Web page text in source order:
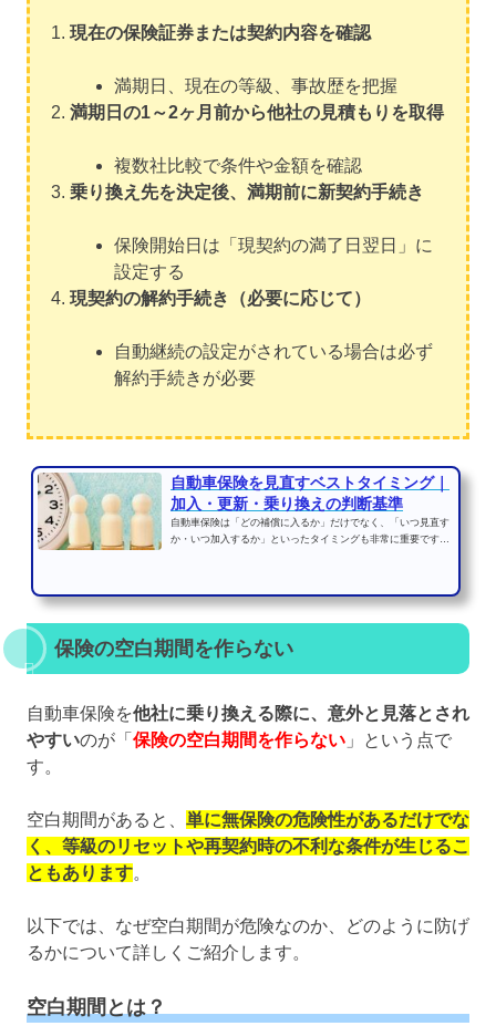
現在の保険証券または契約内容を確認
満期日、現在の等級、事故歴を把握
満期日の1～2ヶ月前から他社の見積もりを取得
複数社比較で条件や金額を確認
乗り換え先を決定後、満期前に新契約手続き
保険開始日は「現契約の満了日翌日」に
設定する
現契約の解約手続き（必要に応じて）
自動継続の設定がされている場合は必ず
解約手続きが必要
自動車保険を見直すベストタイミング｜
加入・更新・乗り換えの判断基準
自動車保険は「どの補償に入るか」だけでなく、「いつ見直す
か・いつ加入するか」といったタイミングも非常に重要です。
保険の空白期間を作らない
自動車保険を他社に乗り換える際に、意外と見落とされ
やすいのが「 保険の空白期間を作らない 」という点で
す。
空白期間があると、 単に無保険の危険性があるだけでな
く、等級のリセットや再契約時の不利な条件が生じるこ
ともあります。
以下では、なぜ空白期間が危険なのか、どのように防げ
るかについて詳しくご紹介します。
空白期間とは？